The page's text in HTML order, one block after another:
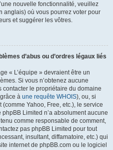
nouvelle fonctionnalité, veuillez
anglais) où vous pourrez voter pour
et suggérer les vôtres.
d’abus ou d’ordres légaux liés
« L’équipe » devraient être un
Si vous n’obtenez aucune
le propriétaire du domaine
à une requête WHOIS), ou, si
Yahoo, Free, etc.), le service
Limited n’a absolument aucune
comme responsable de comment,
pas phpBB Limited pour tout
insultant, diffamatoire, etc.) qui
internet de phpBB.com ou le logiciel